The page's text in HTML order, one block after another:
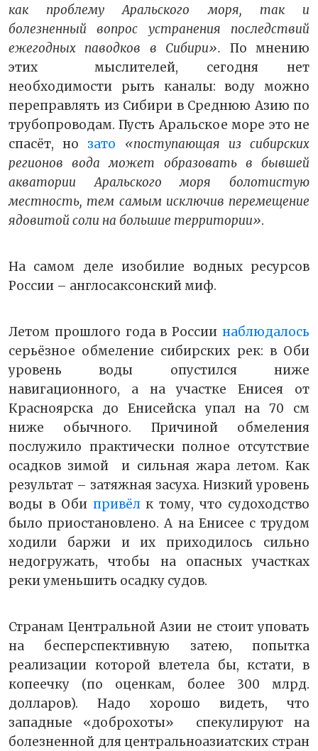
как проблему Аральского моря, так и
болезненный вопрос устранения последствий
ежегодных паводков в Сибири». По мнению
этих мыслителей, сегодня нет
необходимости рыть каналы: воду можно
переправлять из Сибири в Среднюю Азию по
трубопроводам. Пусть Аральское море это не
спасёт, но зато
«поступающая из сибирских
регионов вода может образовать в бывшей
акватории Аральского моря болотистую
местность, тем самым исключив перемещение
ядовитой соли на большие территории».
На самом деле изобилие водных ресурсов
России – англосаксонский миф.
Летом прошлого года в России наблюдалось
серьёзное обмеление сибирских рек: в Оби
уровень воды опустился ниже
навигационного, а на участке Енисея от
Красноярска до Енисейска упал на 70 см
ниже обычного. Причиной обмеления
послужило практически полное отсутствие
осадков зимой и сильная жара летом. Как
результат – затяжная засуха. Низкий уровень
воды в Оби привёлк тому, что судоходство
было приостановлено. А на Енисее с трудом
ходили баржи и их приходилось сильно
недогружать, чтобы на опасных участках
реки уменьшить осадку судов.
Странам Центральной Азии не стоит уповать
на бесперспективную затею, попытка
реализации которой влетела бы, кстати, в
копеечку (по оценкам, более 300 млрд.
долларов). Надо хорошо видеть, что
западные «доброхоты» спекулируют на
болезненной для центральноазиатских стран